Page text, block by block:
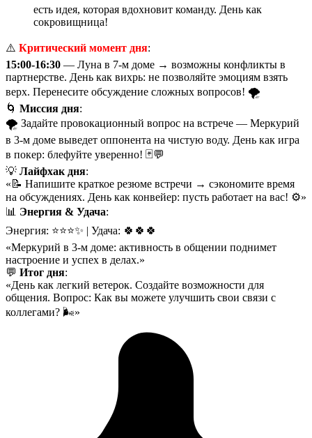
есть идея, которая вдохновит команду. День как
сокровищница!
⚠️ Критический момент дня:
15:00-16:30 — Луна в 7-м доме → возможны конфликты в
партнерстве. День как вихрь: не позволяйте эмоциям взять
верх. Перенесите обсуждение сложных вопросов! 🌪️
🌀 Миссия дня:
🌪️ Задайте провокационный вопрос на встрече — Меркурий
в 3-м доме выведет оппонента на чистую воду. День как игра
в покер: блефуйте уверенно! 🃏💬
💡 Лайфхак дня:
«📝 Напишите краткое резюме встречи → сэкономите время
на обсуждениях. День как конвейер: пусть работает на вас! ⚙️»
📊 Энергия & Удача:
Энергия: ⭐⭐⭐✨ | Удача: 🍀🍀🍀
«Меркурий в 3-м доме: активность в общении поднимет
настроение и успех в делах.»
💬 Итог дня:
«День как легкий ветерок. Создайте возможности для
общения. Вопрос: Как вы можете улучшить свои связи с
коллегами? 🌬️»